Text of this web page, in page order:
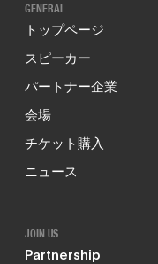
GENERAL
トップページ
スピーカー
パートナー企業
会場
チケット購入
ニュース
JOIN US
Partnership